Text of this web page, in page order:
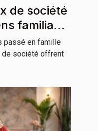
de société
familiaux
passé en famille
de société offrent